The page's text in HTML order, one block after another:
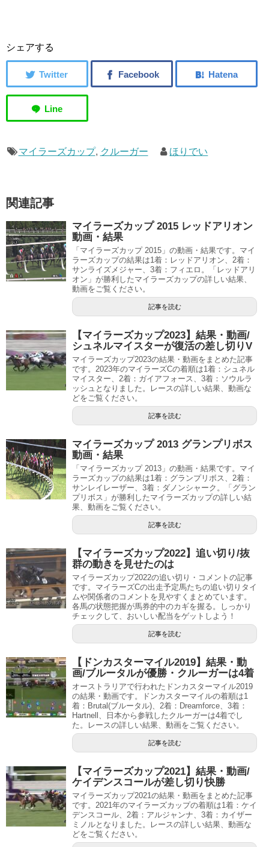
シェアする
マイラーズカップ, クルーガー ほりでい
関連記事
マイラーズカップ 2015 レッドアリオン
動画・結果
「マイラーズカップ 2015」の動画・結果です。マイ
ラーズカップの結果は1着：レッドアリオン、2着：
サンライズメジャー、3着：フィエロ。「レッドアリ
オン」が勝利したマイラーズカップの詳しい結果、
動画をご覧ください。
記事を読む
【マイラーズカップ2023】結果・動画/
シュネルマイスターが復活の差し切りV
マイラーズカップ2023の結果・動画をまとめた記事
です。2023年のマイラーズCの着順は1着：シュネル
マイスター、2着：ガイアフォース、3着：ソウルラ
ッシュとなりました。レースの詳しい結果、動画な
どをご覧ください。
記事を読む
マイラーズカップ 2013 グランプリボス
動画・結果
「マイラーズカップ 2013」の動画・結果です。マイ
ラーズカップの結果は1着：グランプリボス、2着：
サンレイレーザー、3着：ダノンシャーク。「グラン
プリボス」が勝利したマイラーズカップの詳しい結
果、動画をご覧ください。
記事を読む
【マイラーズカップ2022】追い切り/抜
群の動きを見せたのは
マイラーズカップ2022の追い切り・コメントの記事
です。マイラーズCの出走予定馬たちの追い切りタイ
ムや関係者のコメントを見やすくまとめています。
各馬の状態把握が馬券的中のカギを握る。しっかり
チェックして、おいしい配当をゲットしよう！
記事を読む
【ドンカスターマイル2019】結果・動
画/ブルータルが優勝・クルーガーは4着
オーストラリアで行われたドンカスターマイル2019
の結果・動画です。ドンカスターマイルの着順は1
着：Brutal(ブルータル)、2着：Dreamforce、3着：
Hartnell、日本から参戦したクルーガーは4着でし
た。レースの詳しい結果、動画をご覧ください。
記事を読む
【マイラーズカップ2021】結果・動画/
ケイデンスコールが差し切り快勝
マイラーズカップ2021の結果・動画をまとめた記事
です。2021年のマイラーズカップの着順は1着：ケイ
デンスコール、2着：アルジャンナ、3着：カイザー
ミノルとなりました。レースの詳しい結果、動画な
どをご覧ください。